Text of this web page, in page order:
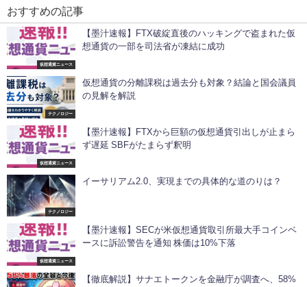
おすすめの記事
仮想通貨ニュース
【墨汁速報】FTX破綻直後のハッキングで盗まれた仮
想通貨の一部を司法省が凍結に成功
テクノロジー
仮想通貨の分離課税は過去分も対象？結論と国会議員
の見解を解説
仮想通貨ニュース
【墨汁速報】FTXから巨額の仮想通貨引出しが止まら
ず遅延 SBFがたまらず釈明
テクノロジー
イーサリアム2.0、実現までの具体的な道のりは？
仮想通貨ニュース
【墨汁速報】SECが米仮想通貨取引所最大手コインベ
ースに訴訟警告を通知 株価は10%下落
【徹底解説】サナエトークンを金融庁が調査へ、58%